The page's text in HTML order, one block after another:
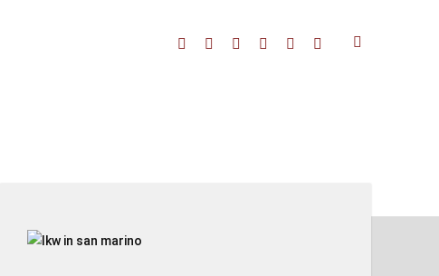
facebookthreadslinkedinyoutube
rss amazon